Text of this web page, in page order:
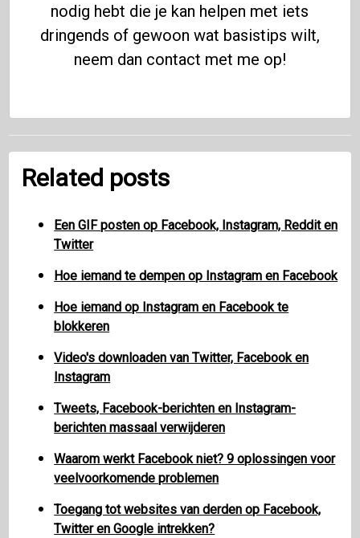
nodig hebt die je kan helpen met iets
dringends of gewoon wat basistips wilt,
neem dan contact met me op!
Related posts
Een GIF posten op Facebook, Instagram, Reddit en
Twitter
Hoe iemand te dempen op Instagram en Facebook
Hoe iemand op Instagram en Facebook te
blokkeren
Video's downloaden van Twitter, Facebook en
Instagram
Tweets, Facebook-berichten en Instagram-
berichten massaal verwijderen
Waarom werkt Facebook niet? 9 oplossingen voor
veelvoorkomende problemen
Toegang tot websites van derden op Facebook,
Twitter en Google intrekken?